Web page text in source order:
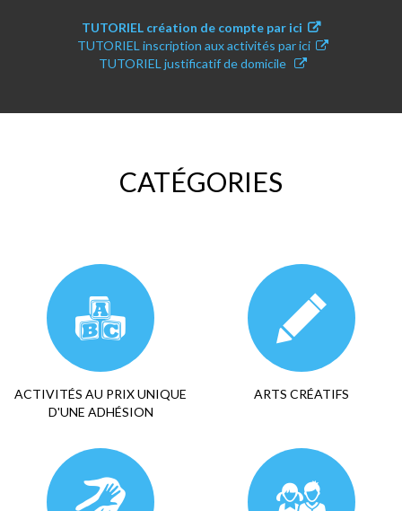
TUTORIEL création de compte par ici
TUTORIEL inscription aux activités par ici
TUTORIEL justificatif de domicile
CATÉGORIES
ACTIVITÉS AU PRIX UNIQUE
D'UNE ADHÉSION
ARTS CRÉATIFS